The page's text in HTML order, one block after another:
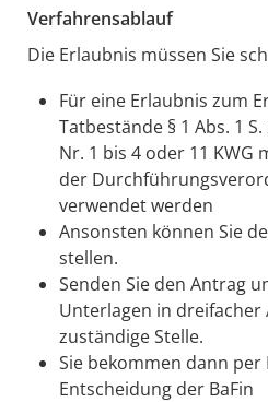
Verfahrensablauf
Die Erlaubnis müssen Sie
Für eine Erlaubnis zum
Tatbestände § 1 Abs. 1 S.
Nr. 1 bis 4 oder 11 KWG
der
verwendet werden
Ansonsten können Sie
stellen.
Senden Sie den Antrag
Unterlagen in dreifacher
zuständige Stelle.
Sie bekommen dann
Entscheidung der BaFin